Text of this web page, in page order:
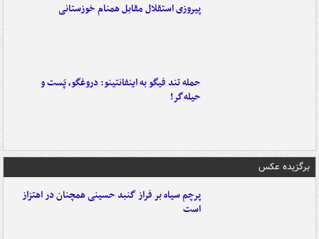
پیروزی استقلال مقابل همنام خوزستانی
حمله تند فیگو به اینفانتینو: دروغگو، پَست‌ و
حیله‌گر!
برگزیده عکس
پرچم سیاه بر فراز گنبد حسینی همچنان در اهتزاز
است